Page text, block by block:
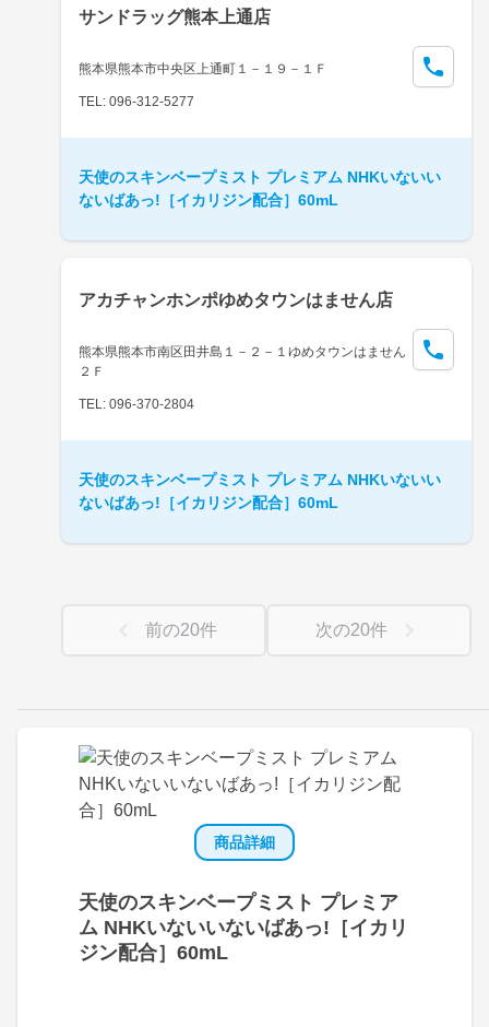
商品詳細
天使のスキンベープミスト プレミア
ム NHKいないいないばあっ!［イカリ
ジン配合］60mL
サンドラッグ熊本上通店
熊本県熊本市中央区上通町１－１９－１Ｆ
TEL: 096-312-5277
天使のスキンベープミスト プレミアム NHKいないい
ないばあっ!［イカリジン配合］60mL
アカチャンホンポゆめタウンはません店
熊本県熊本市南区田井島１－２－１ゆめタウンはません
２Ｆ
TEL: 096-370-2804
天使のスキンベープミスト プレミアム NHKいないい
ないばあっ!［イカリジン配合］60mL
前の20件 次の20件